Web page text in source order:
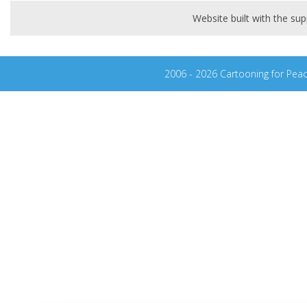
Website built with the
2006 - 2026 Cartooning for